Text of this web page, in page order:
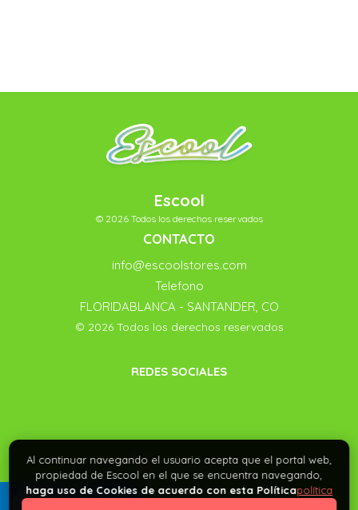
Escool
© 2026 Todos los derechos reservados
CONTACTO
info@escoolstores.com
Telefono
FLORIDABLANCA - SANTANDER, CO
© 2026 Todos los derechos reservados
REDES SOCIALES
Al continuar navegando el usuario acepta que el portal web,
propiedad de Escool en el que se encuentra navegando,
haga uso de Cookies de acuerdo con esta Políticapolítica